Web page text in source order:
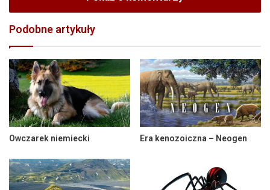
Podobne artykuły
Owczarek niemiecki Era kenozoiczna – Neogen